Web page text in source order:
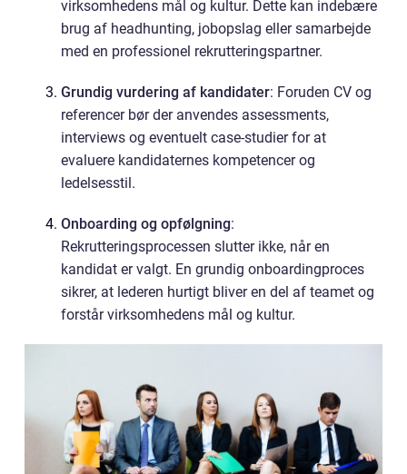
virksomhedens mål og kultur. Dette kan indebære
brug af headhunting, jobopslag eller samarbejde
med en professionel rekrutteringspartner.
Grundig vurdering af kandidater: Foruden CV og
referencer bør der anvendes assessments,
interviews og eventuelt case-studier for at
evaluere kandidaternes kompetencer og
ledelsesstil.
Onboarding og opfølgning:
Rekrutteringsprocessen slutter ikke, når en
kandidat er valgt. En grundig onboardingproces
sikrer, at lederen hurtigt bliver en del af teamet og
forstår virksomhedens mål og kultur.